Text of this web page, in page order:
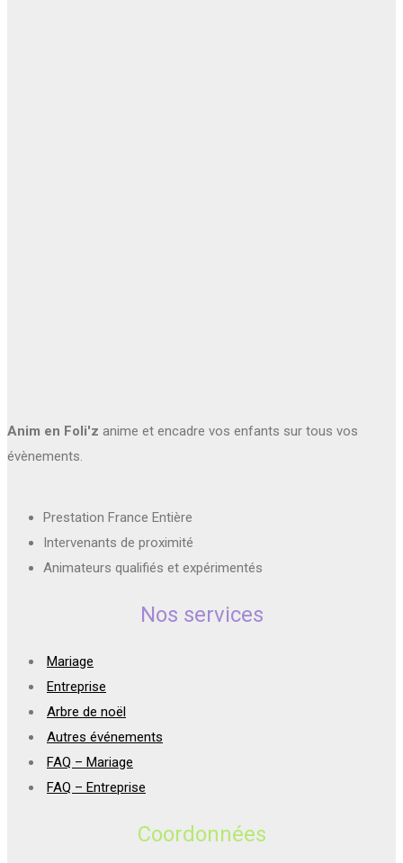
Anim en Foli'z anime et encadre vos enfants sur tous vos
évènements.
Prestation France Entière
Intervenants de proximité
Animateurs qualifiés et expérimentés
Nos services
Mariage
Entreprise
Arbre de noël
Autres événements
FAQ – Mariage
FAQ – Entreprise
Coordonnées